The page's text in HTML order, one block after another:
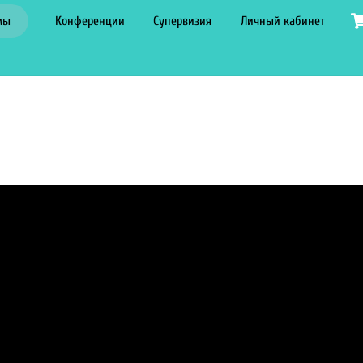
Конференции Супервизия Личный кабинет